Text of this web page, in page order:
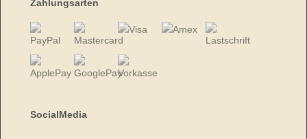
Zahlungsarten
SocialMedia